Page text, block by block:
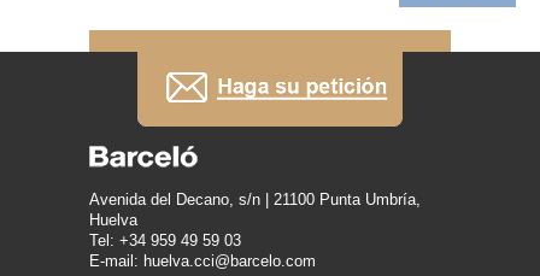
Avenida del Decano, s/n | 21100 Punta Umbría,
Huelva
Tel: +34 959 49 59 03
E-mail: huelva.cci@barcelo.com